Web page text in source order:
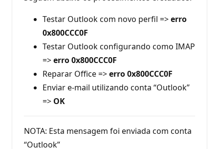
Testar Outlook com novo perfil =>erro
0x800CCC0F
Testar Outlook configurando como IMAP
=>erro 0x800CCC0F
Reparar Office =>erro 0x800CCC0F
Enviar e-mail utilizando conta “Outlook”
=> OK
NOTA: Esta mensagem foi enviada com conta
“Outlook”